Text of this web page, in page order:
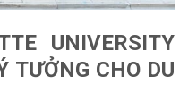
UNIVERSITY
TƯỞNG CHO DU